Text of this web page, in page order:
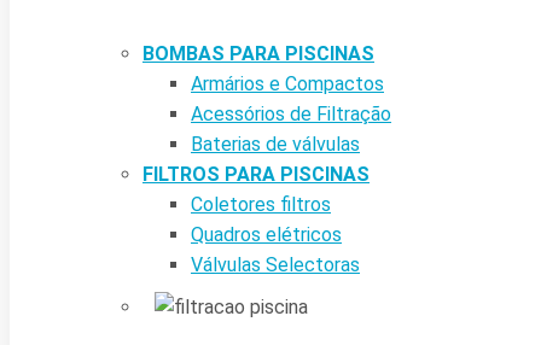
BOMBAS PARA PISCINAS
Armários e Compactos
Acessórios de Filtração
Baterias de válvulas
FILTROS PARA PISCINAS
Coletores filtros
Quadros elétricos
Válvulas Selectoras